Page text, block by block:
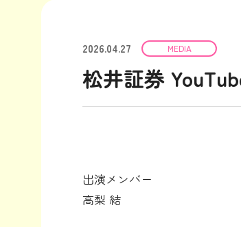
2026.04.27 MEDIA
松井証券
出演メンバー
高梨 結